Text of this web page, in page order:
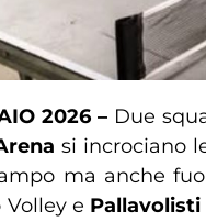
2026 –Due
si incrociano
ma anche
Volley e